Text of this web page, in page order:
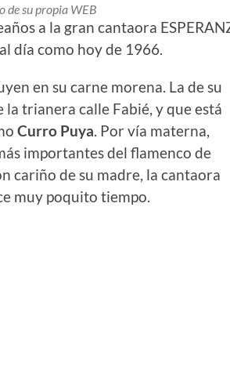
de su propia WEB
a la gran cantaora
día como hoy de 1966.
en su carne morena. La de su
la trianera calle Fabié, y que está
Curro Puya. Por vía materna,
importantes del flamenco de
cariño de su madre, la cantaora
muy poquito tiempo.